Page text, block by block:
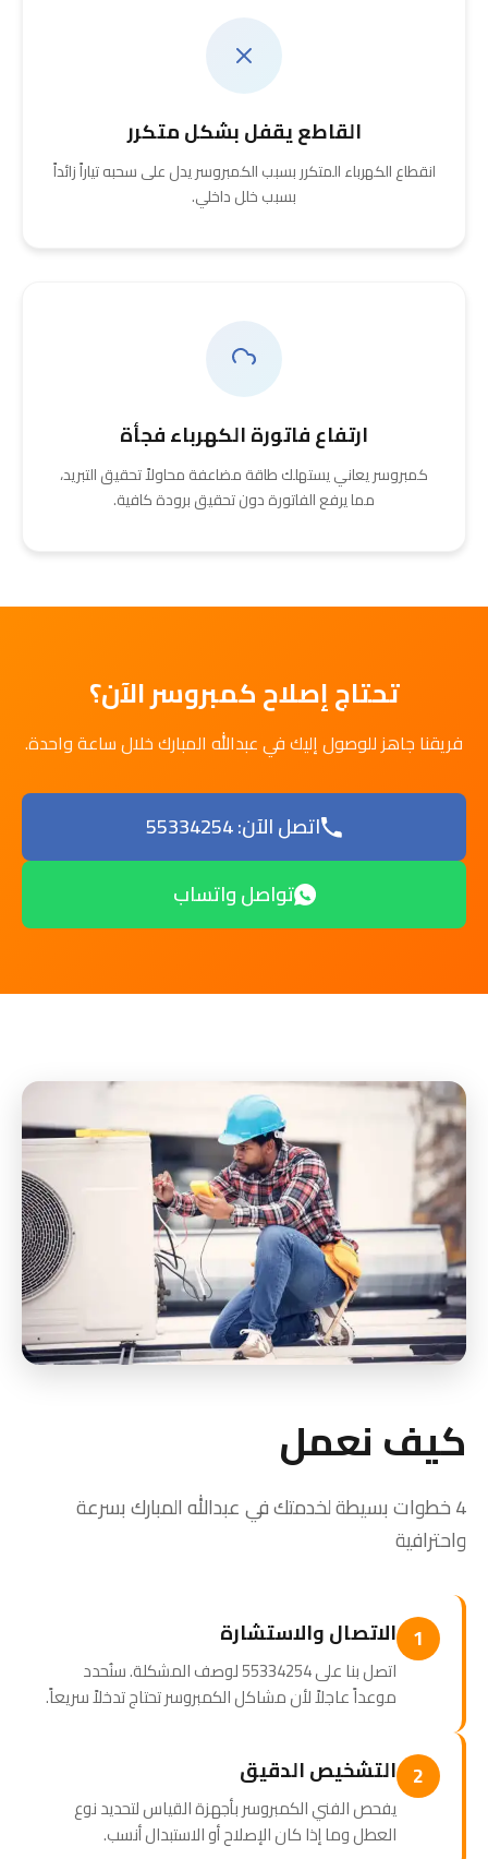
القاطع يقفل بشكل متكرر
انقطاع الكهرباء المتكرر بسبب الكمبروسر يدل على سحبه تياراً زائداً
بسبب خلل داخلي.
ارتفاع فاتورة الكهرباء فجأة
كمبروسر يعاني يستهلك طاقة مضاعفة محاولاً تحقيق التبريد،
مما يرفع الفاتورة دون تحقيق برودة كافية.
تحتاج إصلاح كمبروسر الآن؟
فريقنا جاهز للوصول إليك في عبدالله المبارك خلال ساعة واحدة.
اتصل الآن: 55334254
تواصل واتساب
كيف نعمل
4 خطوات بسيطة لخدمتك في عبدالله المبارك بسرعة
واحترافية
1 الاتصال والاستشارة
اتصل بنا على 55334254 لوصف المشكلة. سنُحدد
موعداً عاجلاً لأن مشاكل الكمبروسر تحتاج تدخلاً سريعاً.
2 التشخيص الدقيق
يفحص الفني الكمبروسر بأجهزة القياس لتحديد نوع
العطل وما إذا كان الإصلاح أو الاستبدال أنسب.